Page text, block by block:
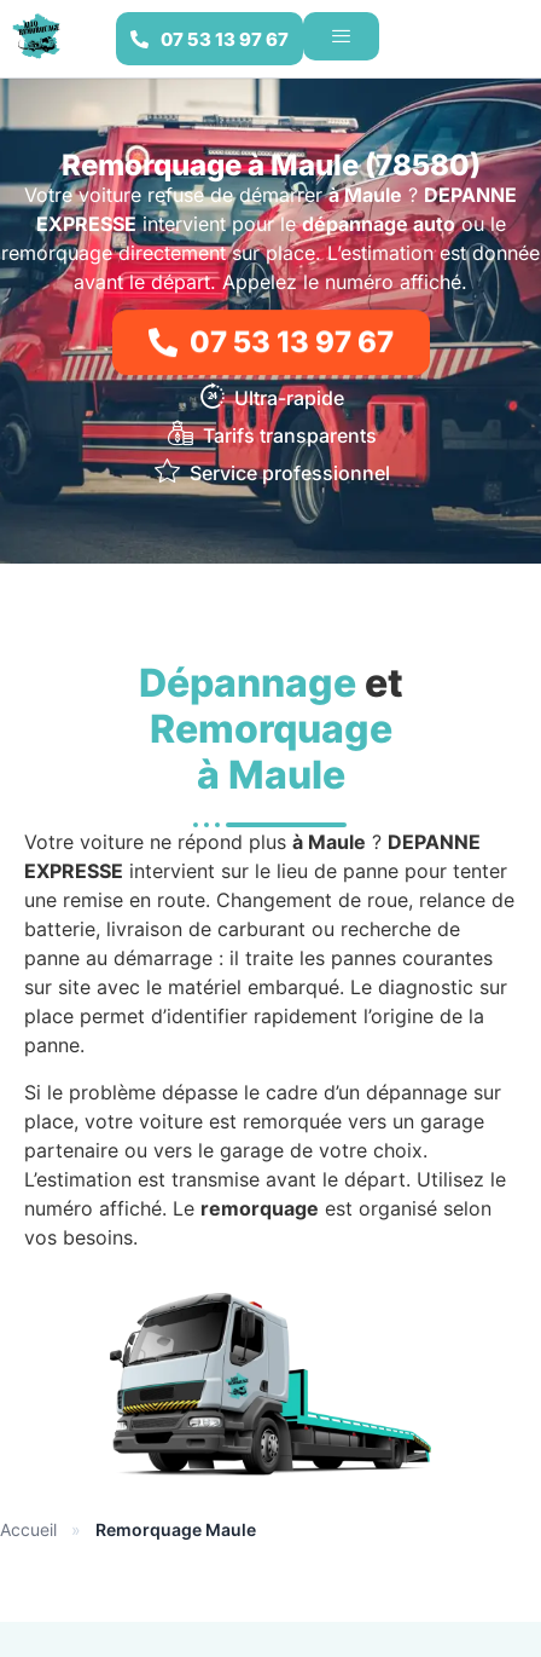
07 53 13 97 67
Remorquage à Maule (78580)
Votre voiture refuse de démarrerà Maule ? DEPANNE
EXPRESSEintervient pour ledépannage autoou le
remorquage directement sur place. L’estimation est donnée
avant le départ. Appelez le numéro affiché.
07 53 13 97 67
Ultra-rapide
Tarifs transparents
Service professionnel
Dépannageet
Remorquage
à Maule
Votre voiture ne répond plus à Maule ? DEPANNE
EXPRESSE intervient sur le lieu de panne pour tenter
une remise en route. Changement de roue, relance de
batterie, livraison de carburant ou recherche de
panne au démarrage : il traite les pannes courantes
sur site avec le matériel embarqué. Le diagnostic sur
place permet d’identifier rapidement l’origine de la
panne.
Si le problème dépasse le cadre d’un dépannage sur
place, votre voiture est remorquée vers un garage
partenaire ou vers le garage de votre choix.
L’estimation est transmise avant le départ. Utilisez le
numéro affiché. Le remorquage est organisé selon
vos besoins.
Accueil » Remorquage Maule